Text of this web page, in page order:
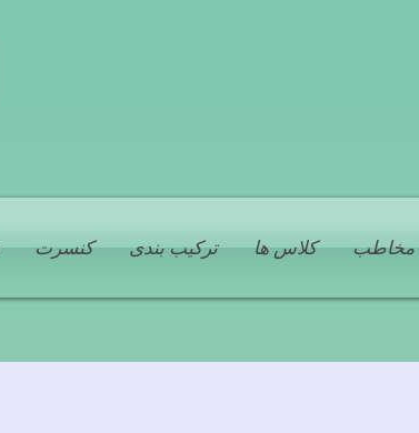
کنسرت ترکیب بندی کلاس ها مخاطب